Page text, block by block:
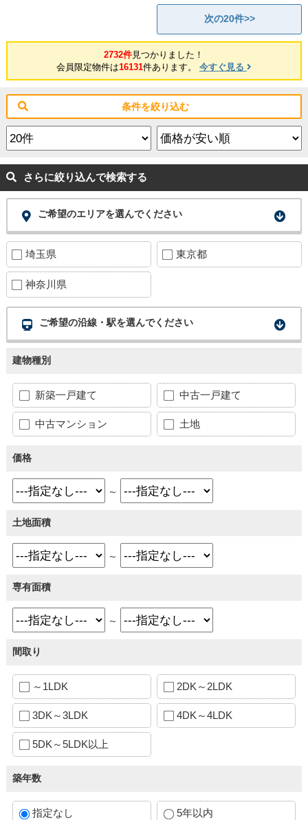
次の20件>>
2732件見つかりました！
会員限定物件は16131件あります。 今すぐ見る
条件を絞り込む
さらに絞り込んで検索する
ご希望のエリアを選んでください
埼玉県 東京都
神奈川県
ご希望の沿線・駅を選んでください
建物種別
新築一戸建て 中古一戸建て
中古マンション 土地
価格
～
土地面積
～
専有面積
～
間取り
～1LDK 2DK～2LDK
3DK～3LDK 4DK～4LDK
5DK～5LDK以上
築年数
指定なし 5年以内